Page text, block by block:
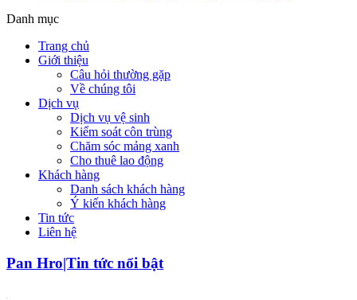
Danh mục
Trang chủ
Giới thiệu
Câu hỏi thường gặp
Về chúng tôi
Dịch vụ
Dịch vụ vệ sinh
Kiểm soát côn trùng
Chăm sóc mảng xanh
Cho thuê lao động
Khách hàng
Danh sách khách hàng
Ý kiến khách hàng
Tin tức
Liên hệ
Pan Hro|Tin tức nổi bật